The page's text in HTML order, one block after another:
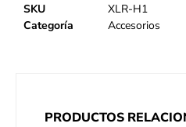
SKU
XLR-H1
Categoría
Accesorios
PRODUCTOS